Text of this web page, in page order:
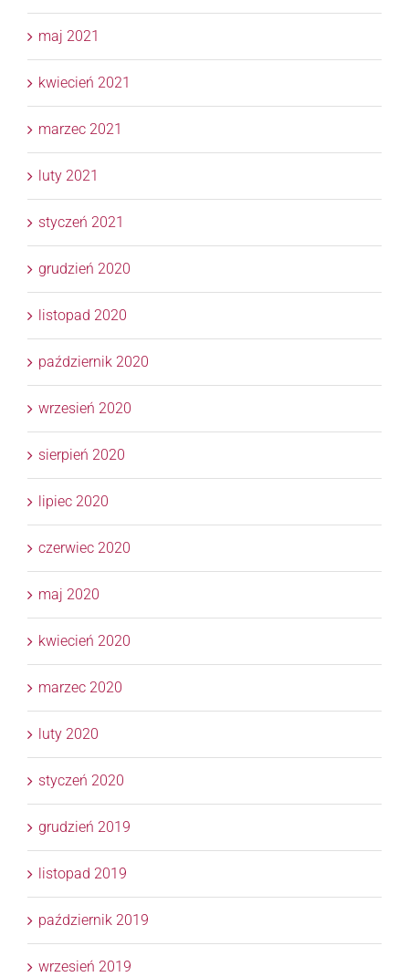
maj 2021
kwiecień 2021
marzec 2021
luty 2021
styczeń 2021
grudzień 2020
listopad 2020
październik 2020
wrzesień 2020
sierpień 2020
lipiec 2020
czerwiec 2020
maj 2020
kwiecień 2020
marzec 2020
luty 2020
styczeń 2020
grudzień 2019
listopad 2019
październik 2019
wrzesień 2019